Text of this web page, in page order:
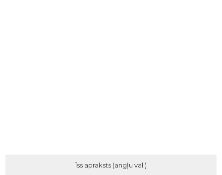
Īss apraksts (angļu val.)